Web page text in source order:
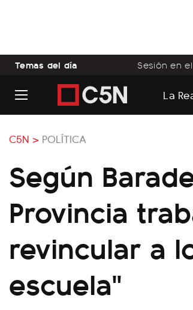
Temas del día Sesión en
La
C5N > POLÍTICA
Según
Provincia
revincular a
escuela"